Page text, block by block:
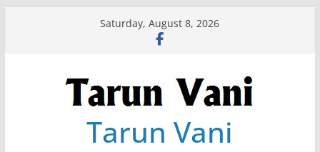
Saturday, August 8, 2026
Tarun Vani